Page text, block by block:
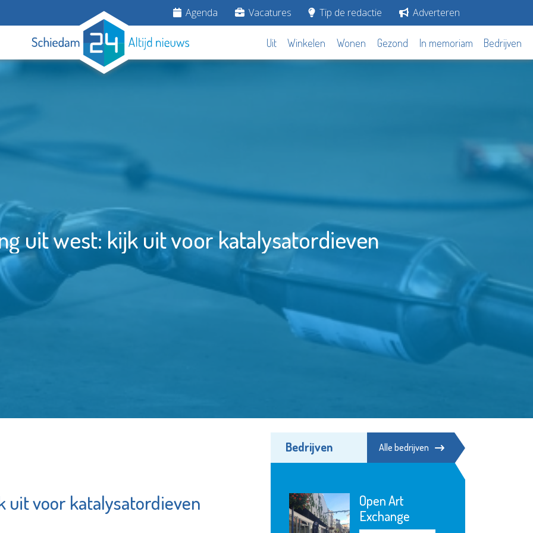
Agenda Vacatures Tip de redactie Adverteren
Uit Winkelen Wonen Gezond In memoriam Bedrijven
uit west: kijk uit voor katalysatordieven
uit voor katalysatordieven
Bedrijven Alle bedrijven
Bibliotheek
Open Art
Exchange